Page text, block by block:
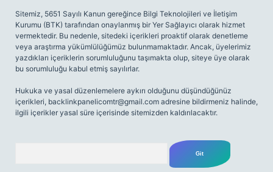
Sitemiz, 5651 Sayılı Kanun gereğince Bilgi Teknolojileri ve İletişim
Kurumu (BTK) tarafından onaylanmış bir Yer Sağlayıcı olarak hizmet
vermektedir. Bu nedenle, sitedeki içerikleri proaktif olarak denetleme
veya araştırma yükümlülüğümüz bulunmamaktadır. Ancak, üyelerimiz
yazdıkları içeriklerin sorumluluğunu taşımakta olup, siteye üye olarak
bu sorumluluğu kabul etmiş sayılırlar.
Hukuka ve yasal düzenlemelere aykırı olduğunu düşündüğünüz
içerikleri, backlinkpanelicomtr@gmail.com adresine bildirmeniz halinde,
ilgili içerikler yasal süre içerisinde sitemizden kaldırılacaktır.